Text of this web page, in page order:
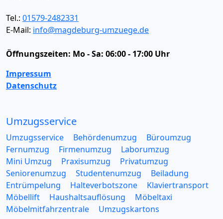
Tel.: 01579-2482331
E-Mail: info@magdeburg-umzuege.de
Öffnungszeiten: Mo - Sa: 06:00 - 17:00 Uhr
Impressum
Datenschutz
Umzugsservice
Umzugsservice Behördenumzug
Büroumzug
Fernumzug
Firmenumzug
Laborumzug
Mini Umzug
Praxisumzug
Privatumzug
Seniorenumzug
Studentenumzug
Beiladung
Entrümpelung
Halteverbotszone
Klaviertransport
Möbellift
Haushaltsauflösung
Möbeltaxi
Möbelmitfahrzentrale
Umzugskartons